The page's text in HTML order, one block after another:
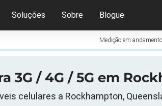
Soluções Sobre Blogue
Medição em andamento
3G / 4G / 5G em
celulares a Rockhampton,